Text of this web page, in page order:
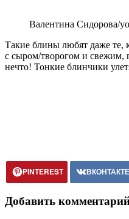
Валентина Сидорова/
Такие блины любят даже те,
с сыром/творогом и
нечто! Тонкие блинчики
PINTEREST ВКОНТАКТЕ
Добавить